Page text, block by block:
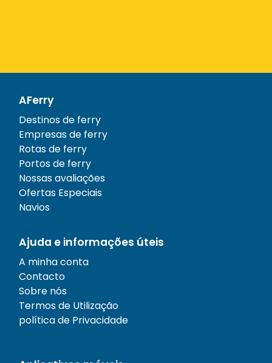
AFerry
Destinos de ferry
Empresas de ferry
Rotas de ferry
Portos de ferry
Nossas avaliações
Ofertas Especiais
Navios
Ajuda e informações úteis
A minha conta
Contacto
Sobre nós
Termos de Utilização
política de Privacidade